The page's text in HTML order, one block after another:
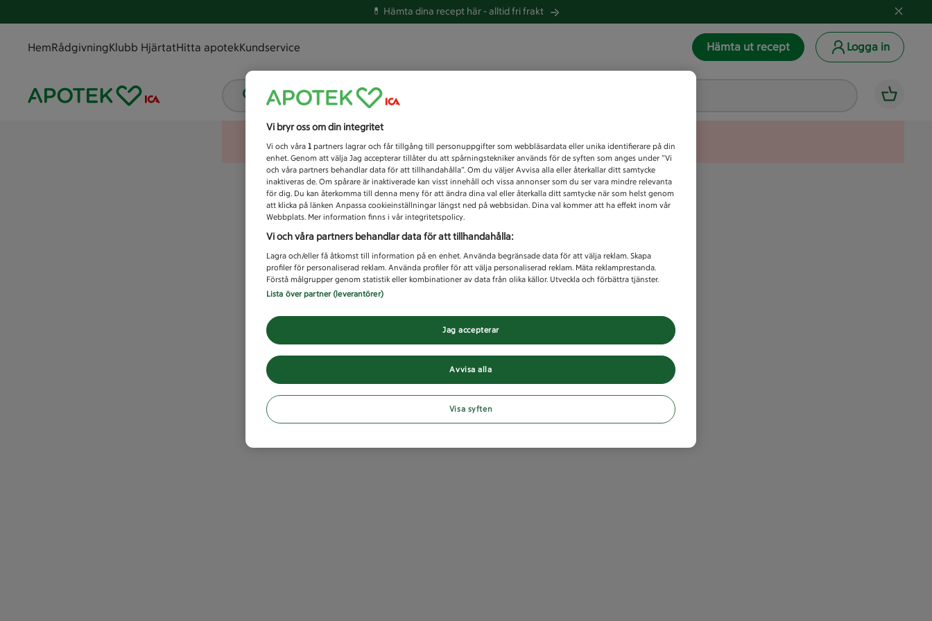
💊 Hämta dina recept här -alltid fri frakt
HemRådgivningKlubb HjärtatHitta apotekKundservice Hämta ut recept Logga in
Vad letar du efter idag?
Unknown error
Vi bryr oss om din integritet
Vi och våra 1 partners lagrar och får tillgång till personuppgifter som webbläsardata eller unika identifierare på din
enhet. Genom att välja Jag accepterar tillåter du att spårningstekniker används för de syften som anges under ”Vi
och våra partners behandlar data för att tillhandahålla”. Om du väljer Avvisa alla eller återkallar ditt samtycke
inaktiveras de. Om spårare är inaktiverade kan visst innehåll och vissa annonser som du ser vara mindre relevanta
för dig. Du kan återkomma till denna meny för att ändra dina val eller återkalla ditt samtycke när som helst genom
att klicka på länken Anpassa cookieinställningar längst ned på webbsidan. Dina val kommer att ha effekt inom vår
Webbplats. Mer information finns i vår integritetspolicy.
Vi och våra partners behandlar data för att tillhandahålla:
Lagra och/eller få åtkomst till information på en enhet. Använda begränsade data för att välja reklam. Skapa
profiler för personaliserad reklam. Använda profiler för att välja personaliserad reklam. Mäta reklamprestanda.
Förstå målgrupper genom statistik eller kombinationer av data från olika källor. Utveckla och förbättra tjänster.
Lista över partner (leverantörer)
Avvisa alla
Jag accepterar
Visa syften